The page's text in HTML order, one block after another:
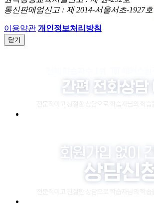
통신판매업신고 : 제 2014-서울서초-1927호
이용약관 개인정보처리방침
닫기